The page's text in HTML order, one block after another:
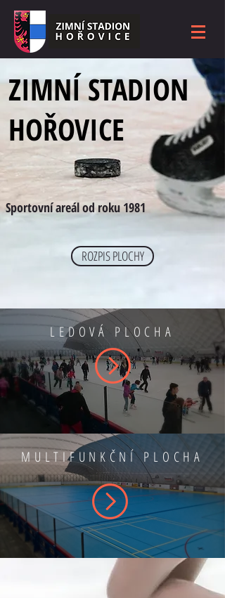
ZIMNÍ STADION
HOŘOVICE
Sportovní areál od roku 1981
ROZPIS PLOCHY
LEDOVÁ PLOCHA
MULTIFUNKČNÍ PLOCHA